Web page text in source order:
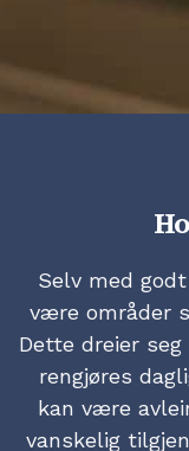
Selv med
være områder
Dette dreier
rengjøres
kan være
vanskelig